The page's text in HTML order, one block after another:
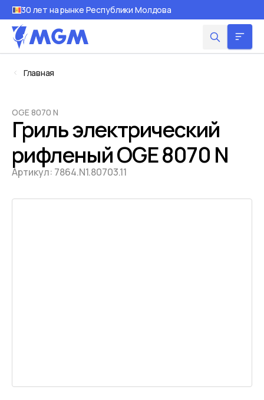
30 лет на рынке Республики Молдова
Главная
OGE 8070 N
Гриль электрический
рифленый OGE 8070 N
Артикул: 7864.N1.80703.11